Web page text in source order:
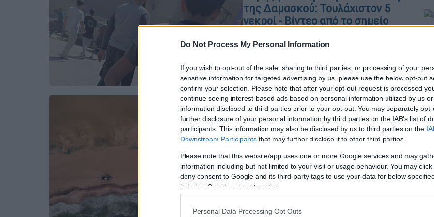
Do Not Process My Personal Information
If you wish to opt-out of the sale, sharing to third parties, or processing of your
sensitive information for targeted advertising by us, please use the below opt-out
confirm your selection. Please note that after your opt-out request is processed
continue seeing interest-based ads based on personal information utilized by us
information disclosed to third parties prior to your opt-out. You may separately
further disclosure of your personal information by third parties on the IAB’s list of
participants. This information may also be disclosed by us to third parties on the
Downstream Participants that may further disclose it to other third parties.
Please note that this website/app uses one or more Google services and may
information including but not limited to your visit or usage behaviour. You may
deny consent to Google and its third-party tags to use your data for below
in below Google consent section.
Personal Data Processing Opt Outs
της Δαμασκού: Τουλάχιστον 5
νεκροί - Βίντεο από το σημείο
προς το παρόν αδιευκρίνιστα
Κόσμος|31.05.2026 14:00
Πρωτοφανείς εικόνες στη Συρία:
Υπερχείλιση του Ευφράτη
προκαλεί εκκενώσεις παρόχθιων
περιοχών
Μεγάλες καταστροφές σε
καλλιέργειες, κατοικίες και
επιχειρήσεις από το κύμα